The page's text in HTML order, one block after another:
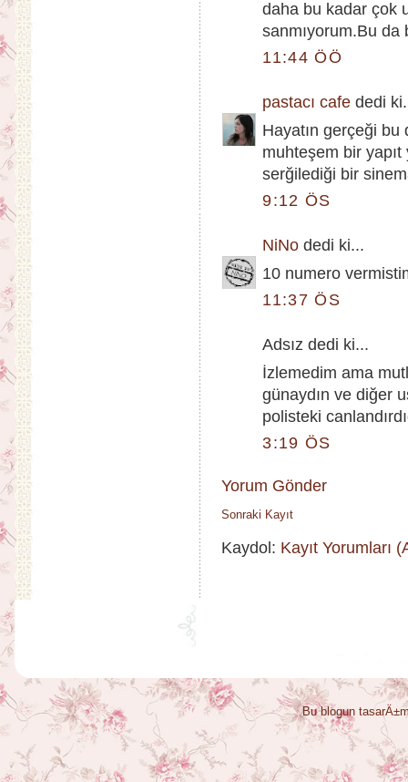
daha bu kadar çok
sanmıyorum.Bu da
11:44 ÖÖ
pastacı cafe dedi
Hayatın gerçeği
muhteşem bir
serğilediği bir
9:12 ÖS
NiNo dedi ki...
10 numero
11:37 ÖS
Adsız dedi ki...
İzlemedim ama
günaydın ve diğer
polisteki
3:19 ÖS
Yorum Gönder
Sonraki Kayıt
Kaydol: Kayıt Yorumları
Bu blogun